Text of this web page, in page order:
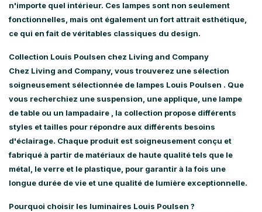
n'importe quel intérieur. Ces lampes sont non seulement
fonctionnelles, mais ont également un fort attrait esthétique,
ce qui en fait de véritables classiques du design.
Collection Louis Poulsen chez Living and Company
Chez Living and Company, vous trouverez une sélection
soigneusement sélectionnée de lampes Louis Poulsen . Que
vous recherchiez une suspension, une applique, une lampe
de table ou un lampadaire , la collection propose différents
styles et tailles pour répondre aux différents besoins
d'éclairage. Chaque produit est soigneusement conçu et
fabriqué à partir de matériaux de haute qualité tels que le
métal, le verre et le plastique, pour garantir à la fois une
longue durée de vie et une qualité de lumière exceptionnelle.
Pourquoi choisir les luminaires Louis Poulsen ?